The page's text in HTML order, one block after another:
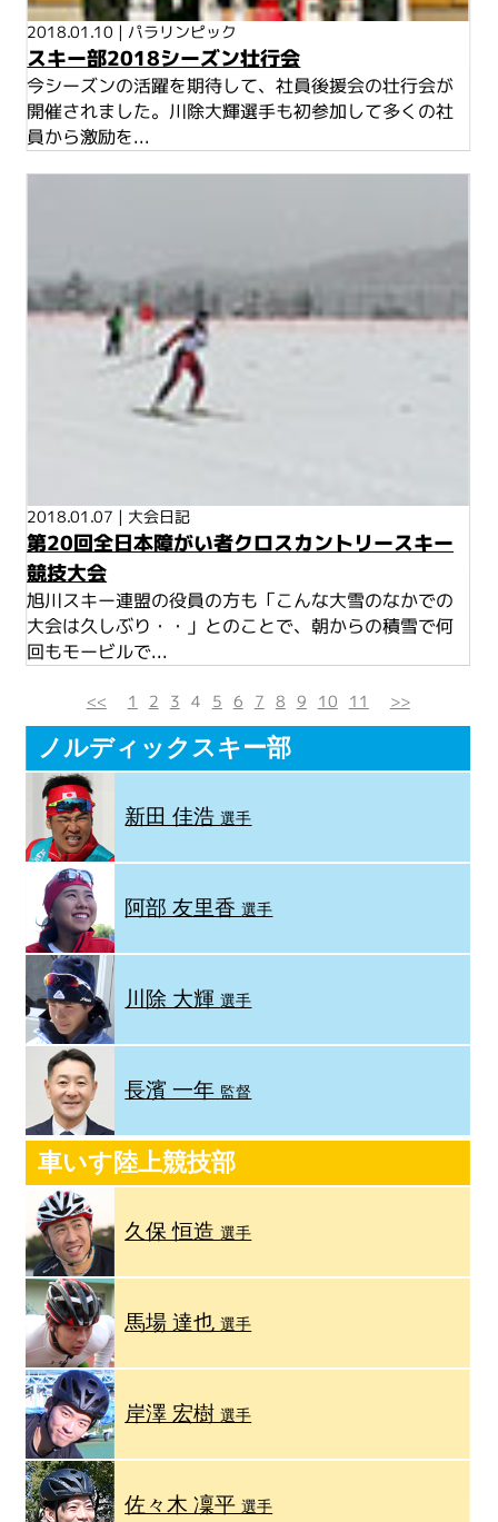
2018.01.10 | パラリンピック
スキー部2018シーズン壮行会
今シーズンの活躍を期待して、社員後援会の壮行会が
開催されました。川除大輝選手も初参加して多くの社
員から激励を...
2018.01.07 | 大会日記
第20回全日本障がい者クロスカントリースキー
競技大会
旭川スキー連盟の役員の方も「こんな大雪のなかでの
大会は久しぶり・・」とのことで、朝からの積雪で何
回もモービルで...
<< 1 2 3 4 5 6 7 8 9 10 11 >>
ノルディックスキー部
新田 佳浩選手
阿部 友里香選手
川除 大輝選手
長濱 一年 監督
車いす陸上競技部
久保 恒造選手
馬場 達也選手
岸澤 宏樹選手
佐々木 凜平選手